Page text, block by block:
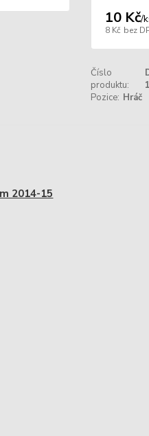
10 Kč/
8 Kč bez
Číslo
produktu:
Pozice: Hráč
2014-15